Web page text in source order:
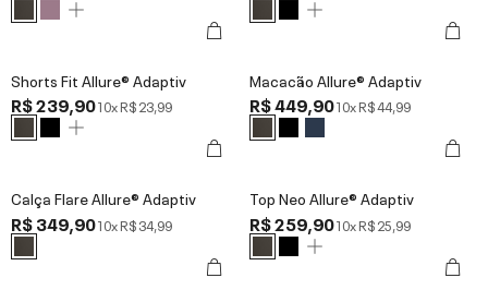
Shorts Fit Allure® Adaptiv
R$ 239,9010xR$ 23,99
Macacão Allure® Adaptiv
R$ 449,9010xR$ 44,99
Calça Flare Allure® Adaptiv
R$ 349,9010xR$ 34,99
Top Neo Allure® Adaptiv
R$ 259,9010xR$ 25,99